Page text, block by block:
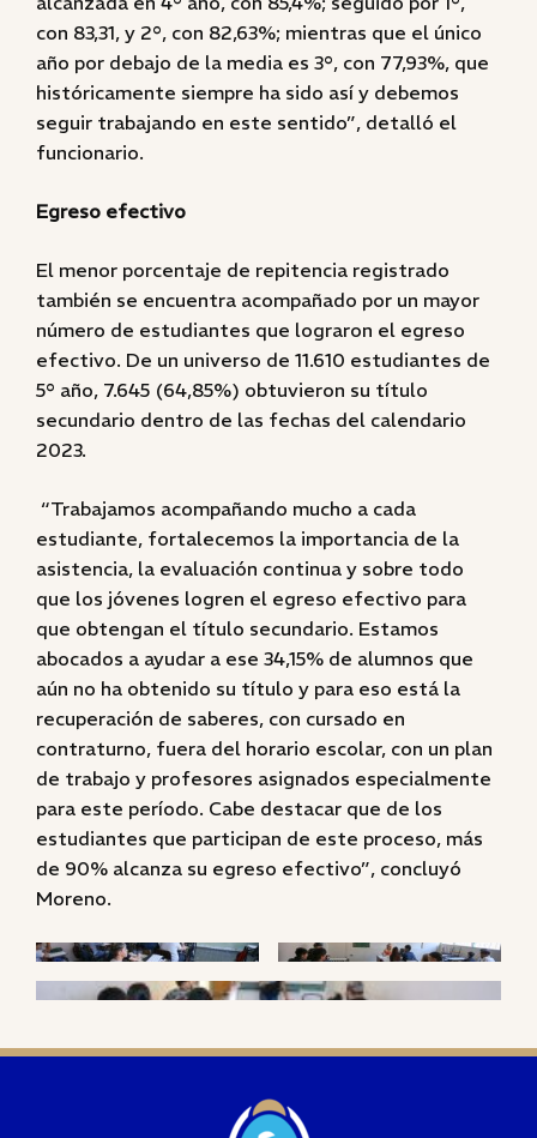
con 83,31, y 2°, con 82,63%; mientras que el único
año por debajo de la media es 3°, con 77,93%, que
históricamente siempre ha sido así y debemos
seguir trabajando en este sentido”, detalló el
funcionario.
Egreso efectivo
El menor porcentaje de repitencia registrado
también se encuentra acompañado por un mayor
número de estudiantes que lograron el egreso
efectivo. De un universo de 11.610 estudiantes de
5° año, 7.645 (64,85%) obtuvieron su título
secundario dentro de las fechas del calendario
2023.
“Trabajamos acompañando mucho a cada
estudiante, fortalecemos la importancia de la
asistencia, la evaluación continua y sobre todo
que los jóvenes logren el egreso efectivo para
que obtengan el título secundario. Estamos
abocados a ayudar a ese 34,15% de alumnos que
aún no ha obtenido su título y para eso está la
recuperación de saberes, con cursado en
contraturno, fuera del horario escolar, con un plan
de trabajo y profesores asignados especialmente
para este período. Cabe destacar que de los
estudiantes que participan de este proceso, más
de 90% alcanza su egreso efectivo”, concluyó
Moreno.